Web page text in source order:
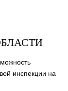
инспекции на